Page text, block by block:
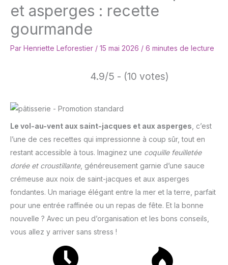
et asperges : recette
gourmande
Par Henriette Leforestier / 15 mai 2026 / 6 minutes de lecture
4.9/5 - (10 votes)
Le vol-au-vent aux saint-jacques et aux asperges , c’est
l’une de ces recettes qui impressionne à coup sûr, tout en
restant accessible à tous. Imaginez une coquille feuilletée
dorée et croustillante, généreusement garnie d’une sauce
crémeuse aux noix de saint-jacques et aux asperges
fondantes. Un mariage élégant entre la mer et la terre, parfait
pour une entrée raffinée ou un repas de fête. Et la bonne
nouvelle ? Avec un peu d’organisation et les bons conseils,
vous allez y arriver sans stress !